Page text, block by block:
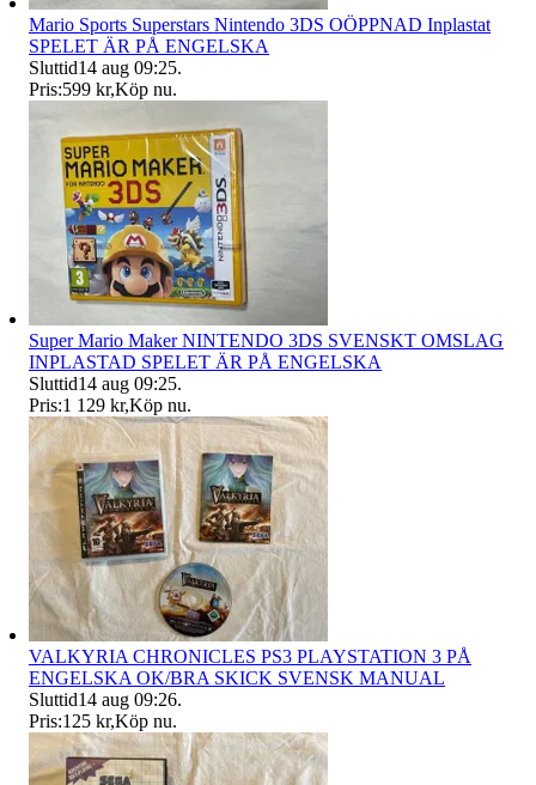
Mario Sports Superstars Nintendo 3DS OÖPPNAD Inplastat
SPELET ÄR PÅ ENGELSKA
Sluttid14 aug 09:25.
Pris:599 kr,Köp nu.
Super Mario Maker NINTENDO 3DS SVENSKT OMSLAG
INPLASTAD SPELET ÄR PÅ ENGELSKA
Sluttid14 aug 09:25.
Pris:1 129 kr,Köp nu.
VALKYRIA CHRONICLES PS3 PLAYSTATION 3 PÅ
ENGELSKA OK/BRA SKICK SVENSK MANUAL
Sluttid14 aug 09:26.
Pris:125 kr,Köp nu.